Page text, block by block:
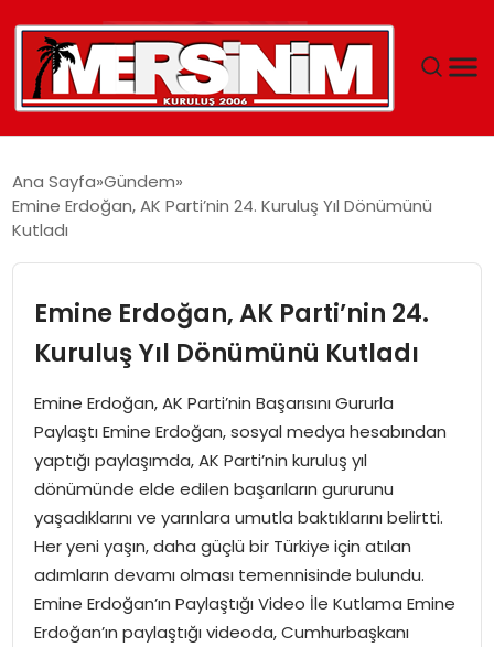
YAŞAM
EĞITIM
SPOR
EKONOMI
MAGAZIN
DÜNYA
Ana Sayfa Gündem
Emine Erdoğan, AK Parti’nin 24. Kuruluş Yıl Dönümünü
Kutladı
Emine Erdoğan, AK Parti’nin 24.
Kuruluş Yıl Dönümünü Kutladı
Emine Erdoğan, AK Parti’nin Başarısını Gururla
Paylaştı Emine Erdoğan, sosyal medya hesabından
yaptığı paylaşımda, AK Parti’nin kuruluş yıl
dönümünde elde edilen başarıların gururunu
yaşadıklarını ve yarınlara umutla baktıklarını belirtti.
Her yeni yaşın, daha güçlü bir Türkiye için atılan
adımların devamı olması temennisinde bulundu.
Emine Erdoğan’ın Paylaştığı Video İle Kutlama Emine
Erdoğan’ın paylaştığı videoda, Cumhurbaşkanı